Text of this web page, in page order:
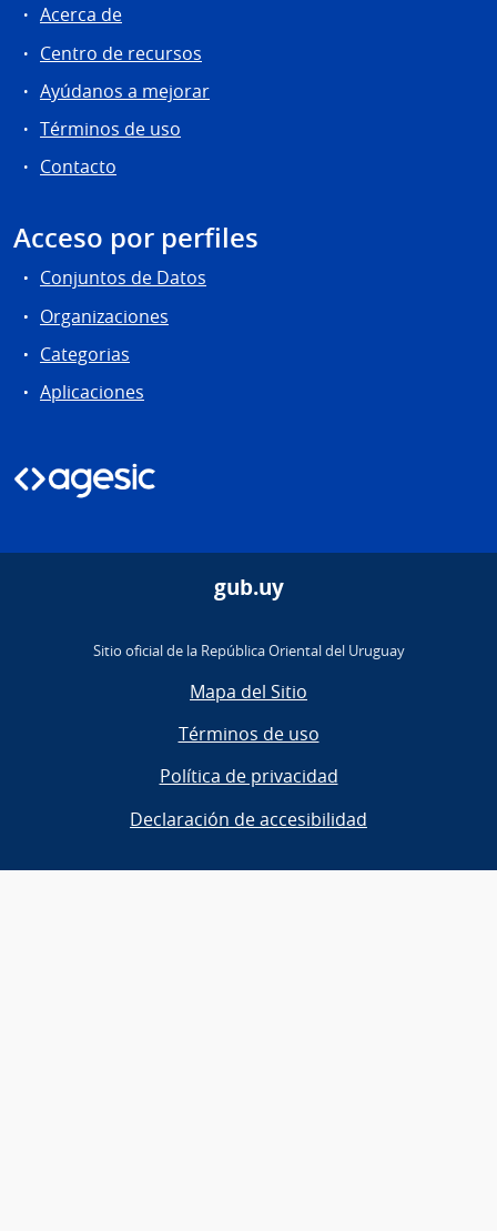
Acerca de
Centro de recursos
Ayúdanos a mejorar
Términos de uso
Contacto
Acceso por perfiles
Conjuntos de Datos
Organizaciones
Categorias
Aplicaciones
gub.uy
Sitio oficial de la República Oriental del Uruguay
Mapa del Sitio
Términos de uso
Política de privacidad
Declaración de accesibilidad